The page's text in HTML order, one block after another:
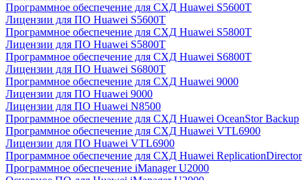
Программное обеспечение для СХД Huawei S5600T
Лицензии для ПО Huawei S5600T
Программное обеспечение для СХД Huawei S5800T
Лицензии для ПО Huawei S5800T
Программное обеспечение для СХД Huawei S6800T
Лицензии для ПО Huawei S6800T
Программное обеспечение для СХД Huawei 9000
Лицензии для ПО Huawei 9000
Лицензии для ПО Huawei N8500
Программное обеспечение для СХД Huawei OceanStor Backup
Программное обеспечение для СХД Huawei VTL6900
Лицензии для ПО Huawei VTL6900
Программное обеспечение для СХД Huawei ReplicationDirector
Программное обеспечение iManager U2000